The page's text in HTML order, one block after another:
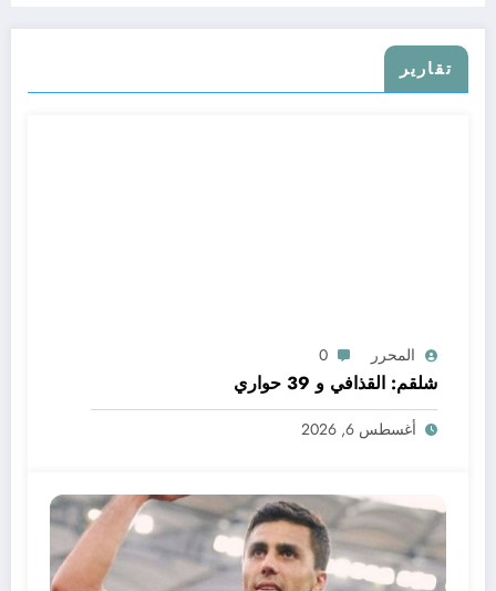
تقارير
المحرر 0
شلقم: القذافي و 39 حواري
أغسطس 6, 2026